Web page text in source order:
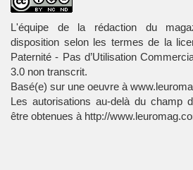
L'équipe de la rédactiondu
disposition selon les termes de la
Paternité - Pas d’Utilisation
3.0 non transcrit.
Basé(e) sur une oeuvre à
Les autorisations au-delà du champ
être obtenues à http://